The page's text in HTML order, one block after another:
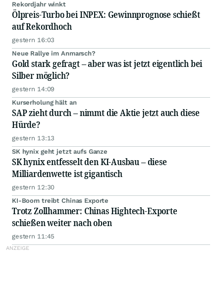
Rekordjahr winkt
Ölpreis-Turbo bei INPEX: Gewinnprognose schießt
auf Rekordhoch
gestern 16:03
Neue Rallye im Anmarsch?
Gold stark gefragt – aber was ist jetzt eigentlich bei
Silber möglich?
gestern 14:09
Kurserholung hält an
SAP zieht durch – nimmt die Aktie jetzt auch diese
Hürde?
gestern 13:13
SK hynix geht jetzt aufs Ganze
SK hynix entfesselt den KI-Ausbau – diese
Milliardenwette ist gigantisch
gestern 12:30
KI-Boom treibt Chinas Exporte
Trotz Zollhammer: Chinas Hightech-Exporte
schießen weiter nach oben
gestern 11:45